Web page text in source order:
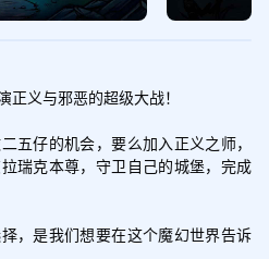
义与邪恶的超级大战！
五仔的机会，要么加入正义之师，
瑞克本尊，守卫自己的城堡，完成
，是我们想要在这个魔幻世界告诉